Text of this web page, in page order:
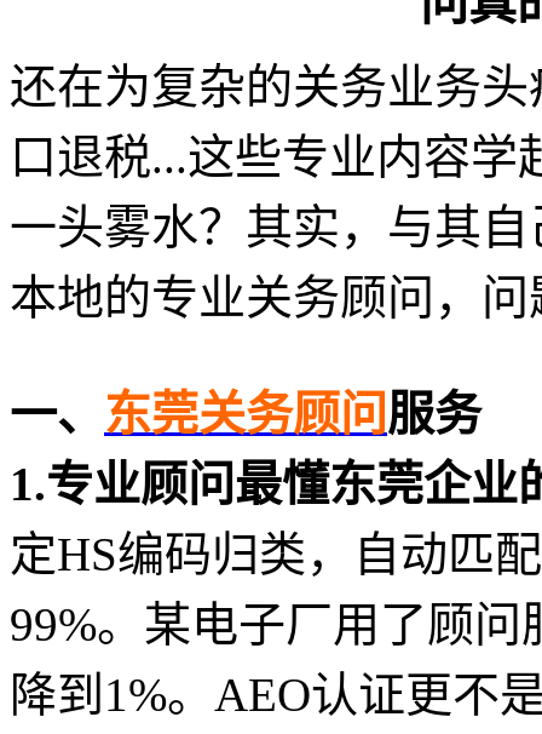
还在为复杂的关务业务
口退税...这些专业内容
一头雾水？其实，与其
本地的专业关务顾问，
一、 东莞关务顾问服务
1.专业顾问最懂东莞企业
定HS编码归类，自动匹
99%。某电子厂用了顾
降到1%。AEO认证更不